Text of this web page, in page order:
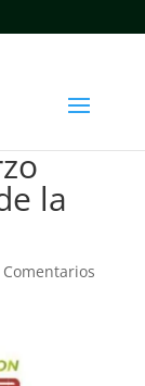
la
Comentarios